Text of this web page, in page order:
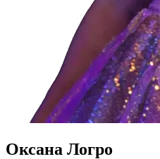
Оксана Логро